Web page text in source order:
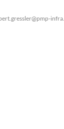
@pmp-infra